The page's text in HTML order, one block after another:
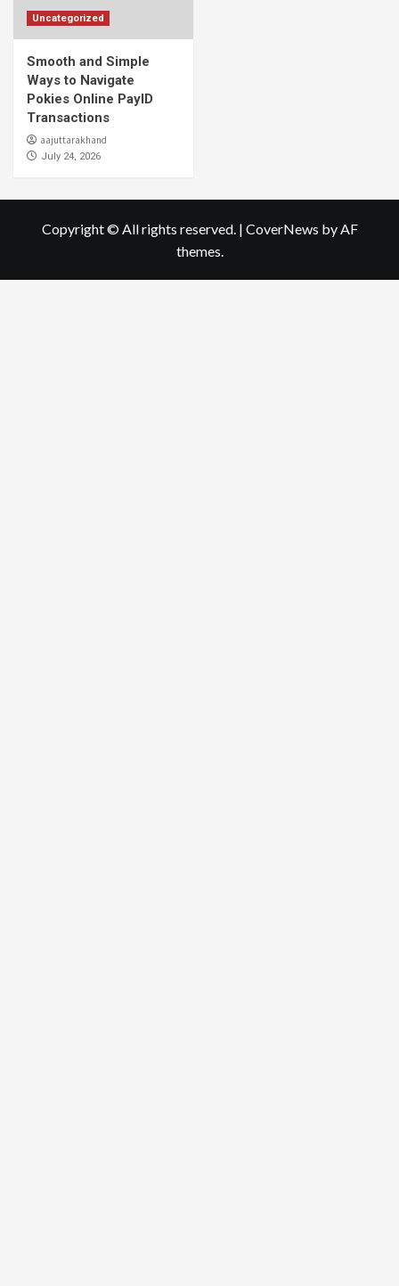
Uncategorized
Smooth and Simple
Ways to Navigate
Pokies Online PayID
Transactions
aajuttarakhand
July 24, 2026
Copyright © All rights reserved. | CoverNews by AF
themes.